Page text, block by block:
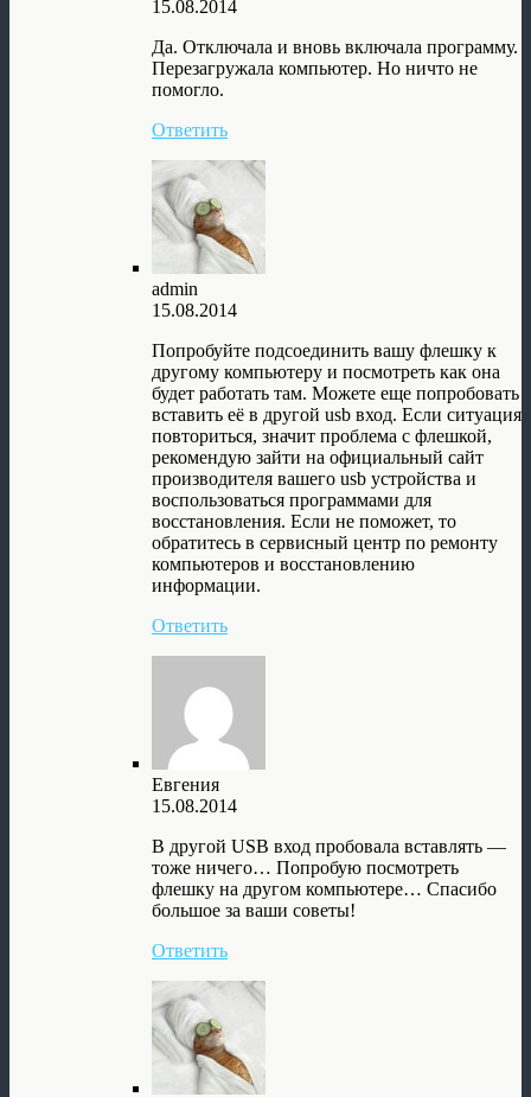
15.08.2014
Да. Отключала и вновь включала программу.
Перезагружала компьютер. Но ничто не
помогло.
Ответить
admin
15.08.2014
Попробуйте подсоединить вашу флешку к
другому компьютеру и посмотреть как она
будет работать там. Можете еще попробовать
вставить её в другой usb вход. Если ситуация
повториться, значит проблема с флешкой,
рекомендую зайти на официальный сайт
производителя вашего usb устройства и
воспользоваться программами для
восстановления. Если не поможет, то
обратитесь в сервисный центр по ремонту
компьютеров и восстановлению
информации.
Ответить
Евгения
15.08.2014
В другой USB вход пробовала вставлять —
тоже ничего… Попробую посмотреть
флешку на другом компьютере… Спасибо
большое за ваши советы!
Ответить